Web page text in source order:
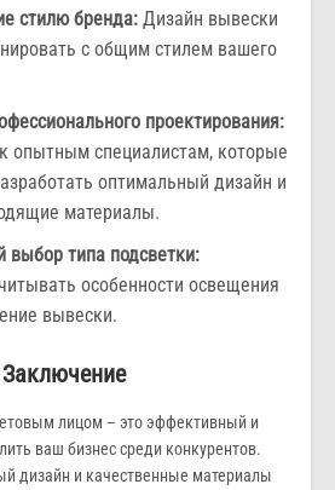
стилю бренда: Дизайн вывески
с общим стилем вашего
проектирования:
опытным специалистам, которые
оптимальный дизайн и
материалы.
выбор типа подсветки:
особенности освещения
вывески.
Заключение
лицом – это эффективный и
ваш бизнес среди конкурентов.
дизайн и качественные материалы